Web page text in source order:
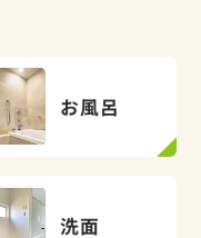
お風呂
洗面